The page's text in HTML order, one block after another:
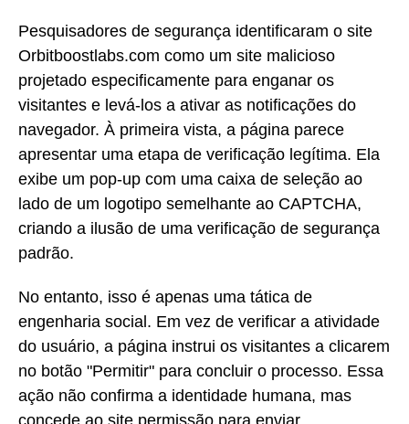
Pesquisadores de segurança identificaram o site
Orbitboostlabs.com como um site malicioso
projetado especificamente para enganar os
visitantes e levá-los a ativar as notificações do
navegador. À primeira vista, a página parece
apresentar uma etapa de verificação legítima. Ela
exibe um pop-up com uma caixa de seleção ao
lado de um logotipo semelhante ao CAPTCHA,
criando a ilusão de uma verificação de segurança
padrão.
No entanto, isso é apenas uma tática de
engenharia social. Em vez de verificar a atividade
do usuário, a página instrui os visitantes a clicarem
no botão "Permitir" para concluir o processo. Essa
ação não confirma a identidade humana, mas